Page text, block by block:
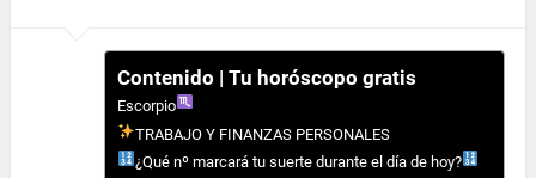
Contenido | Tu horóscopo gratis
Escorpio
TRABAJO Y FINANZAS PERSONALES
¿Qué nº marcará tu suerte durante el día de hoy?